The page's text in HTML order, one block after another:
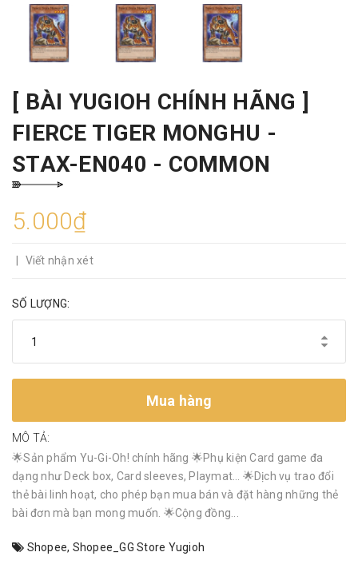
[ BÀI YUGIOH CHÍNH HÃNG ]
FIERCE TIGER MONGHU -
STAX-EN040 - COMMON
5.000₫
Viết nhận xét
SỐ LƯỢNG:
Mua hàng
MÔ TẢ:
🌟Sản phẩm Yu-Gi-Oh! chính hãng 🌟Phụ kiện Card game đa
dạng như Deck box, Card sleeves, Playmat… 🌟Dịch vụ trao đổi
thẻ bài linh hoạt, cho phép bạn mua bán và đặt hàng những thẻ
bài đơn mà bạn mong muốn. 🌟Cộng đồng...
Shopee, Shopee_GG Store Yugioh